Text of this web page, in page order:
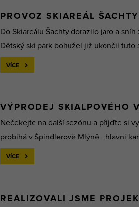
PROVOZ SKIAREÁL ŠACHTY
Do Skiareálu Šachty dorazilo jaro a
Dětský ski park bohužel již ukončil tuto
VÍCE
VÝPRODEJ SKIALPOVÉHO
Nečekejte na další sezónu a přijďte si
probíhá v Špindlerově Mlýně - hlavní
VÍCE
REALIZOVALI JSME